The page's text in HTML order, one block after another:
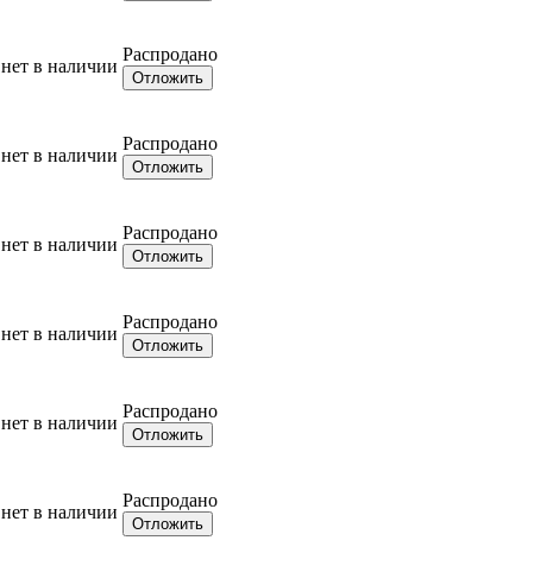
нет в наличии
Распродано
Отложить
нет в наличии
Распродано
Отложить
нет в наличии
Распродано
Отложить
нет в наличии
Распродано
Отложить
нет в наличии
Распродано
Отложить
нет в наличии
Распродано
Отложить